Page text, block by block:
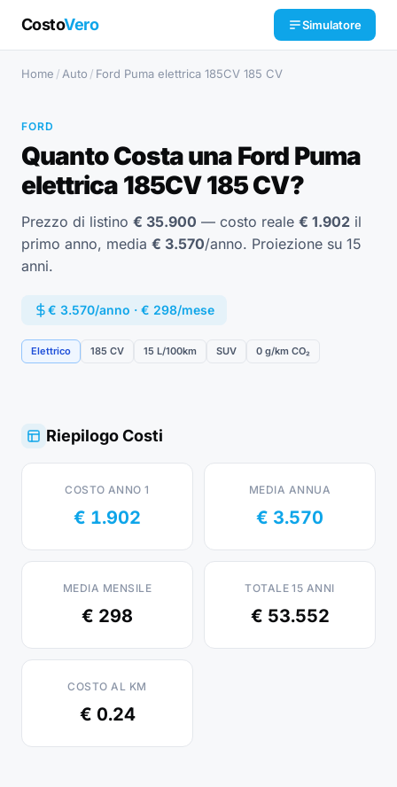
CostoVero Simulatore
Home / Auto / Ford Puma elettrica 185CV 185 CV
FORD
Quanto Costa una Ford Puma
elettrica 185CV 185 CV?
Prezzo di listino € 35.900 — costo reale € 1.902 il
primo anno, media € 3.570/anno. Proiezione su 15
anni.
€ 3.570/anno · € 298/mese
Elettrico 185 CV 15 L/100km SUV 0 g/km CO₂
Riepilogo Costi
COSTO ANNO 1
€ 1.902
MEDIA ANNUA
€ 3.570
MEDIA MENSILE
€ 298
TOTALE 15 ANNI
€ 53.552
COSTO AL KM
€ 0.24